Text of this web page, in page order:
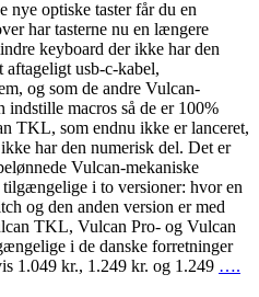
nye optiske taster får du en
har tasterne nu en længere
keyboard der ikke har den
aftageligt usb-c-kabel,
og som de andre Vulcan-
indstille macros så de er 100%
TKL, som endnu ikke er lanceret,
har den numerisk del. Det er
Vulcan-mekaniske
i to versioner: hvor en
og den anden version er med
TKL, Vulcan Pro- og Vulcan
i de danske forretninger
1.049 kr., 1.249 kr. og 1.249 ….